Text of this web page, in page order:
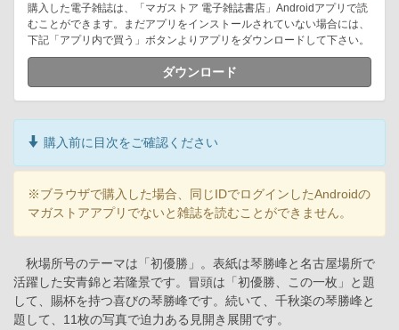
購入した電子雑誌は、「マガストア 電子雑誌書店」Androidアプリで読
むことができます。まだアプリをインストールされていない場合には、
下記「アプリ内で買う」ボタンよりアプリをダウンロードして下さい。
ダウンロード
購入前に目次をご確認ください
※ブラウザで購入した場合、同じIDでログインしたAndroidの
マガストアアプリでないと雑誌を読むことができません。
秋場所号のテーマは「初優勝」。表紙は琴勝峰と名古屋場所で
活躍した安青錦と若隆景です。冒頭は「初優勝、この一枚」と題
して、賜杯を持つ喜びの琴勝峰です。続いて、千秋楽の琴勝峰と
題して、11枚の写真で迫力ある見開き展開です。